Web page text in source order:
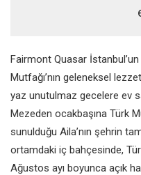
Fairmont Quasar
Mutfağı’nın geleneksel
yaz unutulmaz gecelere ev
Mezeden ocakbaşına Türk
sunulduğu Aila’nın şehrin
ortamdaki iç bahçesinde,
Ağustos ayı boyunca açık